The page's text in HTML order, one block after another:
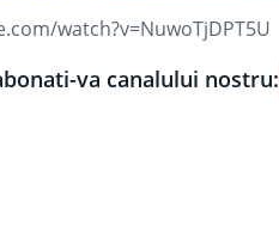
watch?v=NuwoTjDPT5U
va canalului nostru: